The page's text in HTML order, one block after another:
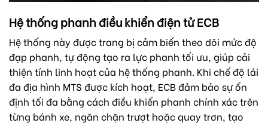
Hệ thống phanh điều khiển điện tử ECB
Hệ thống này được trang bị cảm biến theo dõi mức độ
đạp phanh, tự động tạo ra lực phanh tối ưu, giúp cải
thiện tính linh hoạt của hệ thống phanh. Khi chế độ lái
đa địa hình MTS được kích hoạt, ECB đảm bảo sự ổn
định tối đa bằng cách điều khiển phanh chính xác trên
từng bánh xe, ngăn chặn trượt hoặc quay trơn, tạo